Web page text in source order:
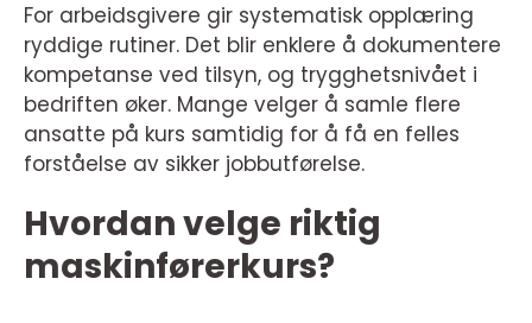
For arbeidsgivere gir systematisk opplæring
ryddige rutiner. Det blir enklere å dokumentere
kompetanse ved tilsyn, og trygghetsnivået i
bedriften øker. Mange velger å samle flere
ansatte på kurs samtidig for å få en felles
forståelse av sikker jobbutførelse.
Hvordan velge riktig
maskinførerkurs?